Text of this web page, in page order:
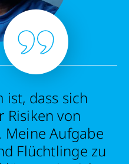
ist, dass sich
Risiken von
Meine Aufgabe
Flüchtlinge zu